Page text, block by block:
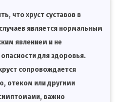
что хруст суставов в
является нормальным
явлением и не
для здоровья.
сопровождается
отеком или другими
важно